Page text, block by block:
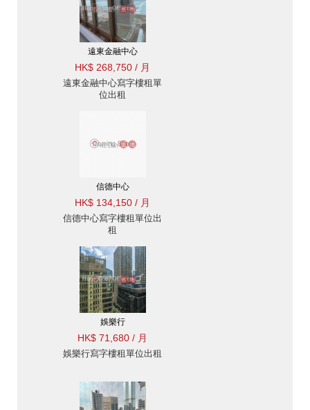
遠東金融中心
HK$ 268,750 / 月
遠東金融中心寫字樓租單
位出租
信德中心
HK$ 134,150 / 月
信德中心寫字樓租單位出
租
娛樂行
HK$ 71,680 / 月
娛樂行寫字樓租單位出租